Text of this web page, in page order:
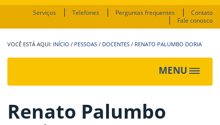
Buscar
Serviços Telefones Perguntas frequentes
Contato
Fale conosco
INÍCIO / PESSOAS / DOCENTES / RENATO PALUMBO DORIA
MENU
Toggle
Renato Palumbo